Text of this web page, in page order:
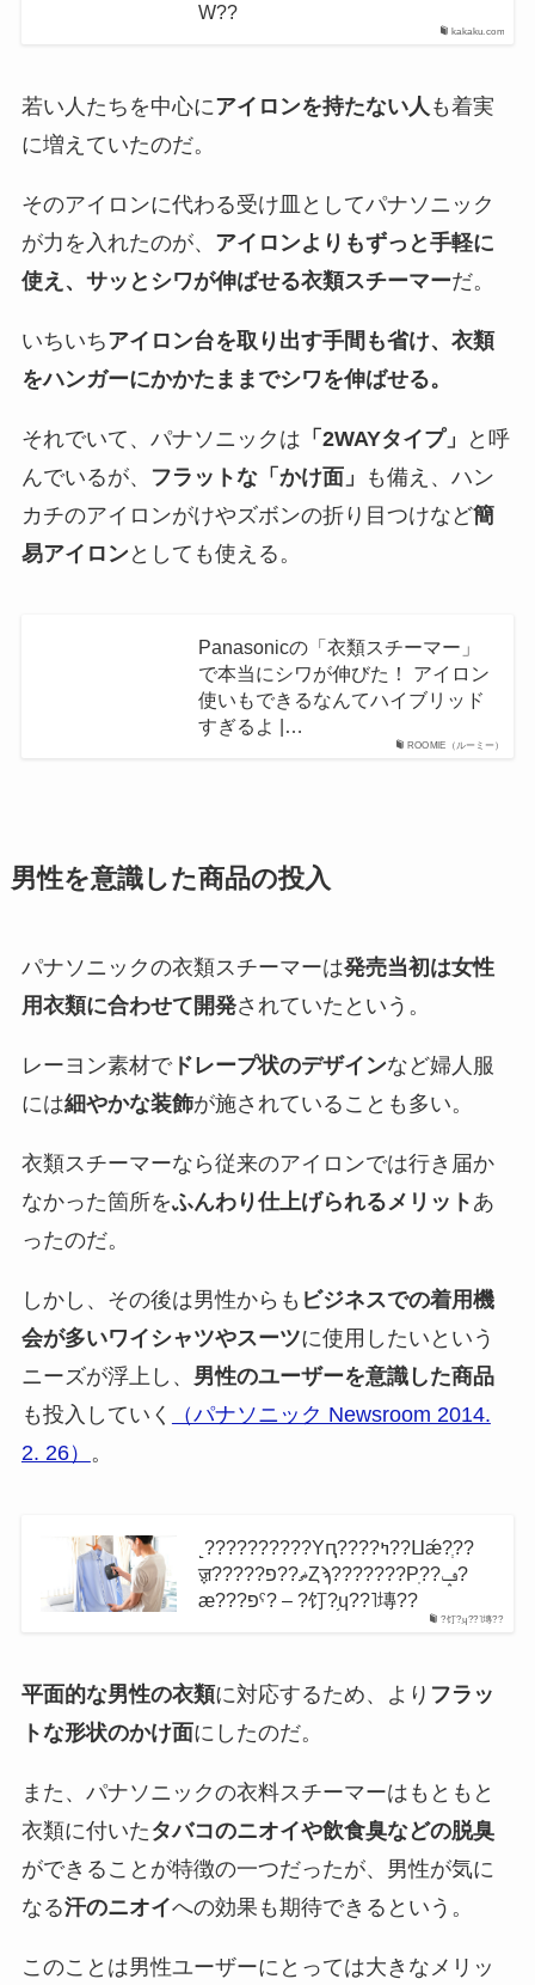
kakaku.com
W??
若い人たちを中心にアイロンを持たない人 も着実
に増えていたのだ。
そのアイロンに代わる受け皿としてパナソニック
が力を入れたのが、 アイロンよりもずっと手軽に
使え、サッとシワが伸ばせる衣類スチーマーだ。
いちいちアイロン台を取り出す手間も省け、衣類
をハンガーにかかたままでシワを伸ばせる。
それでいて、パナソニックは 「2WAYタイプ」
と呼
んでいるが、
フラットな「かけ面」
も備え、ハン
カチのアイロンがけやズボンの折り目つけなど簡
易アイロンとしても使える。
ROOMIE（ルーミー）
Panasonicの「衣類スチーマー」
で本当にシワが伸びた！ アイロン
使いもできるなんてハイブリッド
すぎるよ |…
男性を意識した商品の投入
パナソニックの衣類スチーマーは発売当初は女性
用衣類に合わせて開発されていたという。
レーヨン素材でドレープ状のデザインなど婦人服
には細やかな装飾が施されていることも多い。
衣類スチーマーなら従来のアイロンでは行き届か
なかった箇所をふんわり仕上げられるメリット あ
ったのだ。
しかし、その後は男性からも ビジネスでの着用機
会が多いワイシャツやスーツに使用したいという
ニーズが浮上し、 男性のユーザーを意識した商品
も投入していく
（パナソニック Newsroom 2014.
2. 26） 。
?饤?֥ɥ??˥塼??
˻??????????Υԥ????ߤ??ⵡǽ?ְ??
ॹ?????ޡ??פȤϡ???????Ρֽ??ݡ?
æ???פˤ? – ?饤?֥ɥ??˥塼??
平面的な男性の衣類に対応するため、より フラッ
トな形状のかけ面にしたのだ。
また、パナソニックの衣料スチーマーはもともと
衣類に付いた タバコのニオイや飲食臭などの脱臭
ができることが特徴の一つだったが、男性が気に
なる汗のニオイへの効果も期待できるという。
このことは男性ユーザーにとっては大きなメリッ